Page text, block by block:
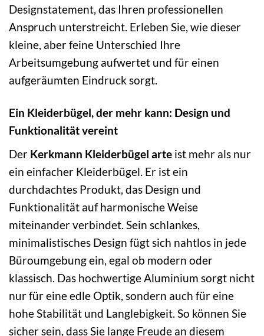
Designstatement, das Ihren professionellen
Anspruch unterstreicht. Erleben Sie, wie dieser
kleine, aber feine Unterschied Ihre
Arbeitsumgebung aufwertet und für einen
aufgeräumten Eindruck sorgt.
Ein Kleiderbügel, der mehr kann: Design und
Funktionalität vereint
Der Kerkmann Kleiderbügel arte ist mehr als nur
ein einfacher Kleiderbügel. Er ist ein
durchdachtes Produkt, das Design und
Funktionalität auf harmonische Weise
miteinander verbindet. Sein schlankes,
minimalistisches Design fügt sich nahtlos in jede
Büroumgebung ein, egal ob modern oder
klassisch. Das hochwertige Aluminium sorgt nicht
nur für eine edle Optik, sondern auch für eine
hohe Stabilität und Langlebigkeit. So können Sie
sicher sein, dass Sie lange Freude an diesem